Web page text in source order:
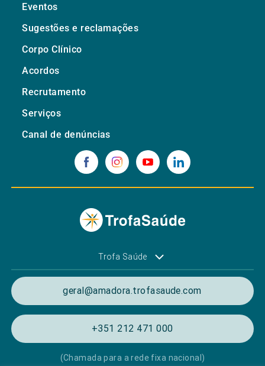
Eventos
Sugestões e reclamações
Corpo Clínico
Acordos
Recrutamento
Serviços
Canal de denúncias
Trofa Saúde
geral@amadora.trofasaude.com
+351 212 471 000
(Chamada para a rede fixa nacional)